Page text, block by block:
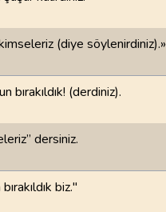
(diye söylenirdiniz).»
bırakıldık! (derdiniz).
dersiniz.
biz."